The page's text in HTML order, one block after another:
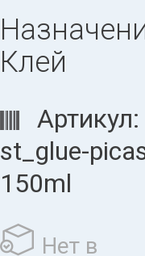
Клей
Артикул:
st_glue-
150ml
Нет в